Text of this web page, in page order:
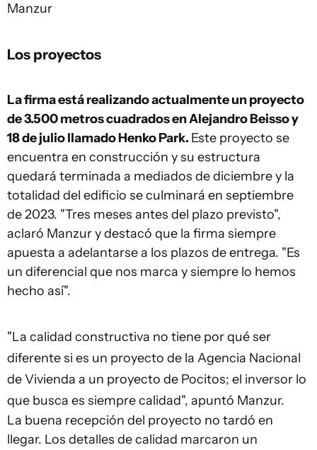
Manzur
Los proyectos
La firma está realizando actualmente un proyecto
de 3.500 metros cuadrados en Alejandro Beisso y
18 de julio llamado Henko Park. Este proyecto se
encuentra en construcción y su estructura
quedará terminada a mediados de diciembre y la
totalidad del edificio se culminará en septiembre
de 2023. "Tres meses antes del plazo previsto",
aclaró Manzur y destacó que la firma siempre
apuesta a adelantarse a los plazos de entrega. "Es
un diferencial que nos marca y siempre lo hemos
hecho así".
"La calidad constructiva no tiene por qué ser
diferente si es un proyecto de la Agencia Nacional
de Vivienda a un proyecto de Pocitos; el inversor lo
que busca es siempre calidad", apuntó Manzur.
La buena recepción del proyecto no tardó en
llegar. Los detalles de calidad marcaron un